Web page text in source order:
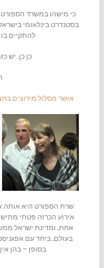
כי מישהו במשרד הספורט
בסטנדרט בינלאומי
להתקיים בו
כן כן. יש
אושר מסלול מירוצים
שרת הספורט היא אותה
אחת, ומדינת ישראל
בעולם, ביחד עם
בסופן – בהן